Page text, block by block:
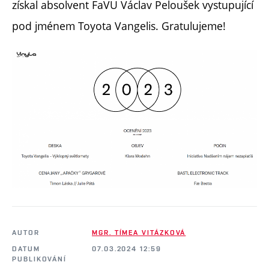
získal absolvent FaVU Václav Peloušek vystupující
pod jménem Toyota Vangelis. Gratulujeme!
AUTOR
MGR. TÍMEA VITÁZKOVÁ
DATUM
PUBLIKOVÁNÍ
07.03.2024 12:59